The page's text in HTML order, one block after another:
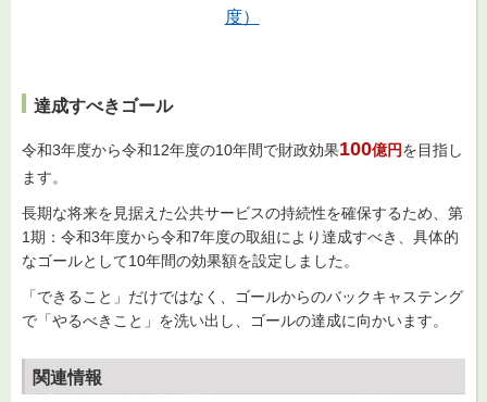
度）
達成すべきゴール
令和3年度から令和12年度の10年間で財政効果100億円を目指し
ます。
長期な将来を見据えた公共サービスの持続性を確保するため、第
1期：令和3年度から令和7年度の取組により達成すべき、具体的
なゴールとして10年間の効果額を設定しました。
「できること」だけではなく、ゴールからのバックキャステング
で「やるべきこと」を洗い出し、ゴールの達成に向かいます。
関連情報